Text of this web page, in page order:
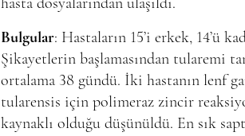
hasta dosyalarından ulaşıldı.
Bulgular: Hastaların 15’i erkek, 14’ü
Şikayetlerin başlamasından tularemi
ortalama 38 gündü. İki hastanın lenf
tularensis için polimeraz zincir
kaynaklı olduğu düşünüldü. En sık